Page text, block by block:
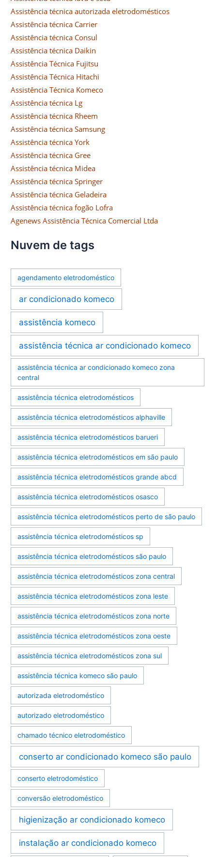
Assistência técnica autorizada eletrodomésticos
Assistência técnica Carrier
Assistência técnica Consul
Assistência técnica Daikin
Assistência Técnica Fujitsu
Assistência Técnica Hitachi
Assistência Técnica Komeco
Assistência técnica Lg
Assistência técnica Rheem
Assistência técnica Samsung
Assistência técnica York
Assistência técnica Gree
Assistência técnica Midea
Assistência técnica Springer
Assistência técnica Geladeira
Assistência técnica fogão Lofra
Agenews Assistência Técnica Comercial Ltda
Nuvem de tags
agendamento eletrodoméstico
ar condicionado komeco
assistência komeco
assistência técnica ar condicionado komeco
assistência técnica ar condicionado komeco zona
central
assistência técnica eletrodomésticos
assistência técnica eletrodomésticos alphaville
assistência técnica eletrodomésticos barueri
assistência técnica eletrodomésticos em são paulo
assistência técnica eletrodomésticos grande abcd
assistência técnica eletrodomésticos osasco
assistência técnica eletrodomésticos perto de são paulo
assistência técnica eletrodomésticos sp
assistência técnica eletrodomésticos são paulo
assistência técnica eletrodomésticos zona central
assistência técnica eletrodomésticos zona leste
assistência técnica eletrodomésticos zona norte
assistência técnica eletrodomésticos zona oeste
assistência técnica eletrodomésticos zona sul
assistência técnica komeco são paulo
autorizada eletrodoméstico
autorizado eletrodoméstico
chamado técnico eletrodoméstico
conserto ar condicionado komeco são paulo
conserto eletrodoméstico
conversão eletrodoméstico
higienização ar condicionado komeco
instalação ar condicionado komeco